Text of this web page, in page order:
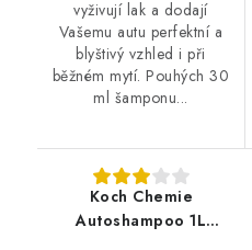
vyživují lak a dodají
Vašemu autu perfektní a
blyštivý vzhled i při
běžném mytí. Pouhých 30
ml šamponu...
Koch Chemie
Autoshampoo 1L